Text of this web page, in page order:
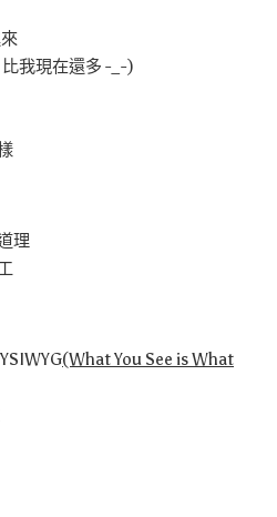
我現在還多 -_-)
理
(What You See is What